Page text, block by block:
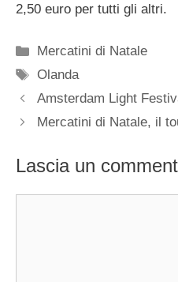
2,50 euro per tutti gli altri.
Categorie
Mercatini di Natale
Tag
Olanda
Amsterdam Light
Mercatini di Natale, il
Lascia un